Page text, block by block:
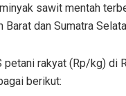
sawit mentah
Barat dan Sumatra
petani rakyat (Rp/kg) di
berikut: